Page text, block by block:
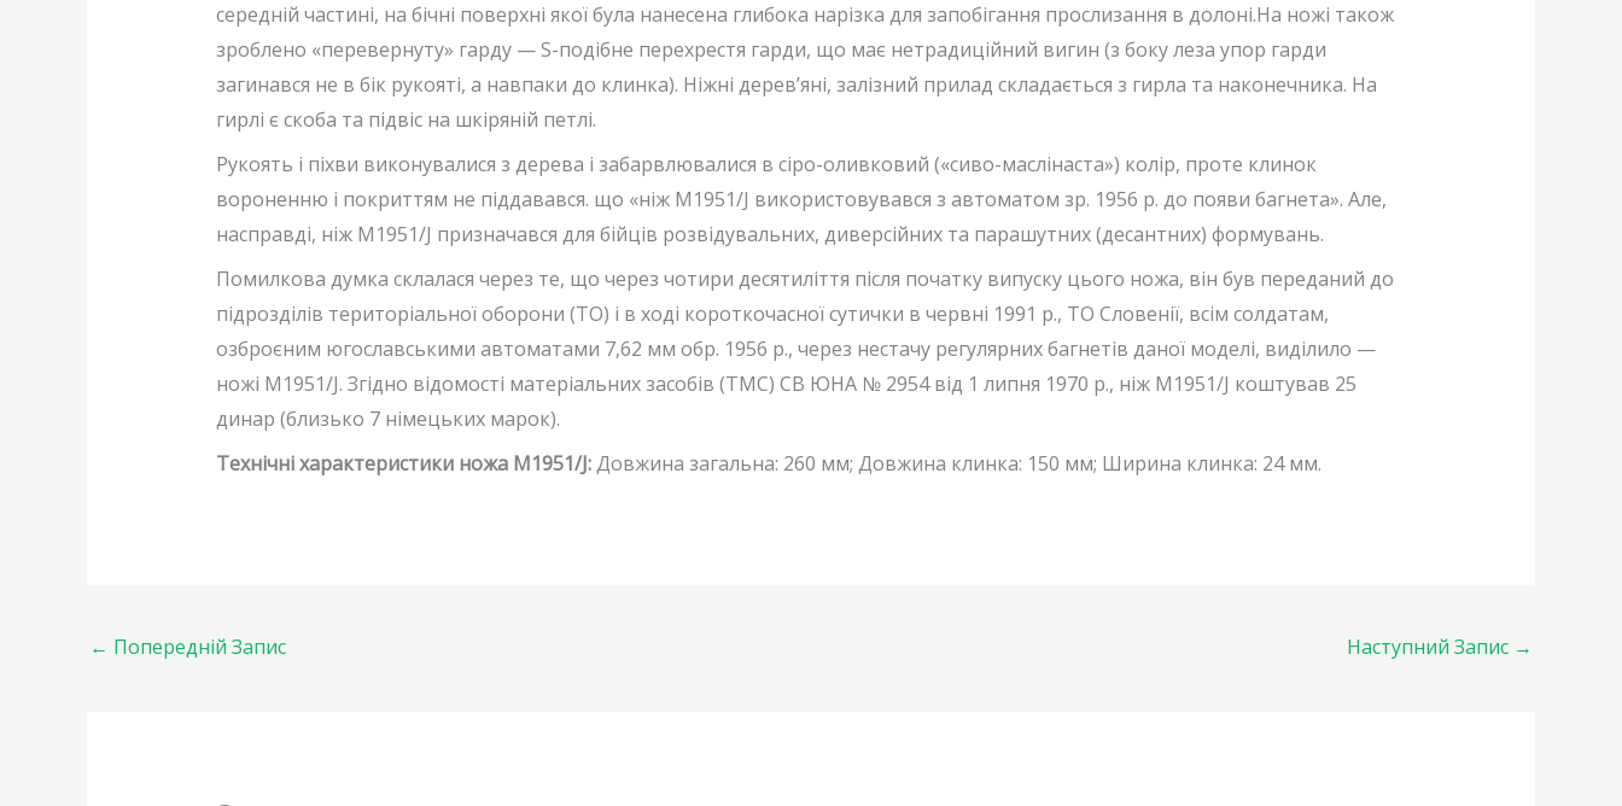
середній частині, на бічні поверхні якої була нанесена глибока нарізка для запобігання прослизання в долоні.На ножі також
зроблено «перевернуту» гарду — S-подібне перехрестя гарди, що має нетрадиційний вигин (з боку леза упор гарди
загинався не в бік рукояті, а навпаки до клинка). Ніжні дерев’яні, залізний прилад складається з гирла та наконечника. На
гирлі є скоба та підвіс на шкіряній петлі.
Рукоять і піхви виконувалися з дерева і забарвлювалися в сіро-оливковий («сиво-маслінаста») колір, проте клинок
вороненню і покриттям не піддавався. що «ніж M1951/J використовувався з автоматом зр. 1956 р. до появи багнета». Але,
насправді, ніж M1951/J призначався для бійців розвідувальних, диверсійних та парашутних (десантних) формувань.
Помилкова думка склалася через те, що через чотири десятиліття після початку випуску цього ножа, він був переданий до
підрозділів територіальної оборони (ТО) і в ході короткочасної сутички в червні 1991 р., ТО Словенії, всім солдатам,
озброєним югославськими автоматами 7,62 мм обр. 1956 р., через нестачу регулярних багнетів даної моделі, виділило —
ножі M1951/J. Згідно відомості матеріальних засобів (ТМС) СВ ЮHA № 2954 від 1 липня 1970 р., ніж M1951/J коштував 25
динар (близько 7 німецьких марок).
Технічні характеристики ножа M1951/J:Довжина загальна: 260 мм; Довжина клинка: 150 мм; Ширина клинка: 24 мм.
← Попередній Запис Наступний Запис →